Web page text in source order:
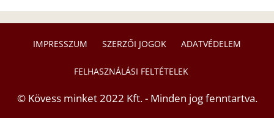
IMPRESSZUM SZERZŐI JOGOK ADATVÉDELEM
FELHASZNÁLÁSI FELTÉTELEK
© Kövess minket 2022 Kft. - Minden jog fenntartva.